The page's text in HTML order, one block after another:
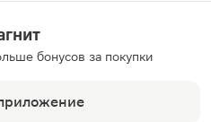
бонусов за покупки